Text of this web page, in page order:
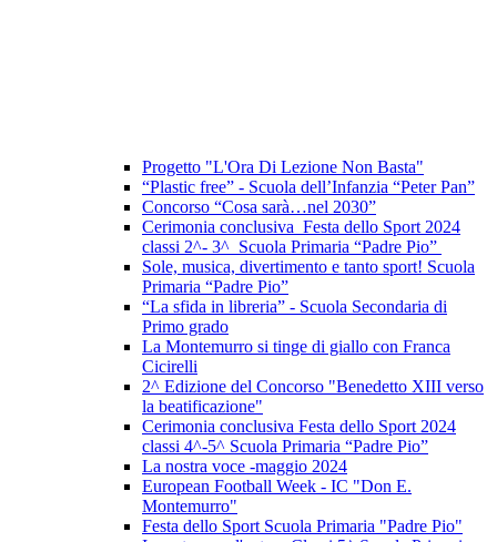
Progetto "L'Ora Di Lezione Non Basta"
“Plastic free” - Scuola dell’Infanzia “Peter Pan”
Concorso “Cosa sarà…nel 2030”
Cerimonia conclusiva Festa dello Sport 2024
classi 2^- 3^ Scuola Primaria “Padre Pio”
Sole, musica, divertimento e tanto sport! Scuola
Primaria “Padre Pio”
“La sfida in libreria” - Scuola Secondaria di
Primo grado
La Montemurro si tinge di giallo con Franca
Cicirelli
2^ Edizione del Concorso "Benedetto XIII verso
la beatificazione"
Cerimonia conclusiva Festa dello Sport 2024
classi 4^-5^ Scuola Primaria “Padre Pio”
La nostra voce -maggio 2024
European Football Week - IC "Don E.
Montemurro"
Festa dello Sport Scuola Primaria "Padre Pio"